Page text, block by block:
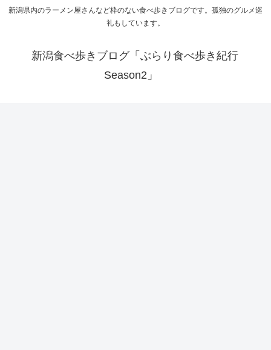
新潟県内のラーメン屋さんなど枠のない食べ歩きブログです。孤独のグルメ巡
礼もしています。
新潟食べ歩きブログ「ぶらり食べ歩き紀行
Season2」